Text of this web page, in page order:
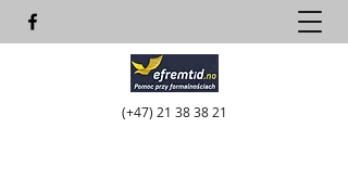
(+47) 21 38 38 21